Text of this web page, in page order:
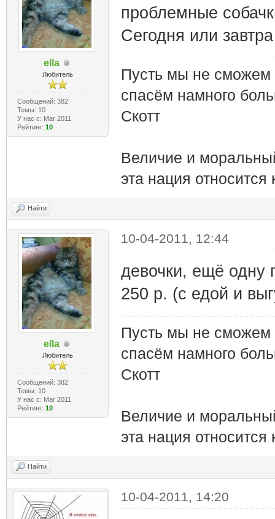
ella
Любитель
Сообщений: 382
Темы: 10
У нас с: Mar 2011
Рейтинг: 10
проблемные
Сегодня или
Пусть мы не сможем
спасём намного
Cкотт
Величие и
эта нация
Найти
ella
Любитель
Сообщений: 382
Темы: 10
У нас с: Mar 2011
Рейтинг: 10
10-04-2011, 12:44
девочки, ещё одну
250 р. (с едой и
Пусть мы не сможем
спасём намного
Cкотт
Величие и
эта нация
Найти
10-04-2011, 14:20